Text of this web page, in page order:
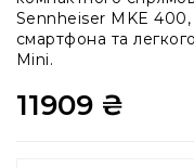
Sennheiser MKE 400,
смартфона та
Mini.
11909 ₴